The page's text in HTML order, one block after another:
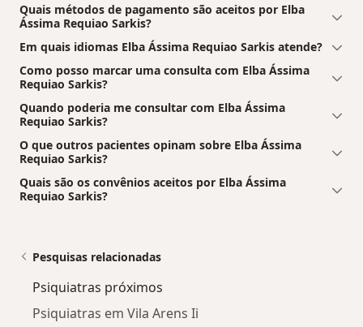
Quais métodos de pagamento são aceitos por Elba
Ássima Requiao Sarkis?
Em quais idiomas Elba Ássima Requiao Sarkis atende?
Como posso marcar uma consulta com Elba Ássima
Requiao Sarkis?
Quando poderia me consultar com Elba Ássima
Requiao Sarkis?
O que outros pacientes opinam sobre Elba Ássima
Requiao Sarkis?
Quais são os convênios aceitos por Elba Ássima
Requiao Sarkis?
Pesquisas relacionadas
Psiquiatras próximos
Psiquiatras em Vila Arens Ii